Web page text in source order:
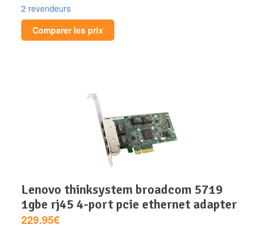
2 revendeurs
Comparer les prix
lenovo thinksystem broadcom 5719
1gbe rj45 4-port pcie ethernet adapter
229.95€